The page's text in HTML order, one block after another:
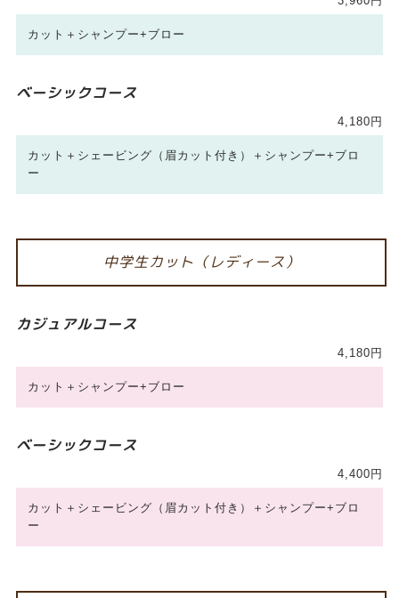
カット＋シャンプー+ブロー
ベーシックコース
4,180円
カット＋シェービング（眉カット付き）＋シャンプー+ブロ
ー
中学生カット（レディース）
カジュアルコース
4,180円
カット＋シャンプー+ブロー
ベーシックコース
4,400円
カット＋シェービング（眉カット付き）＋シャンプー+ブロ
ー